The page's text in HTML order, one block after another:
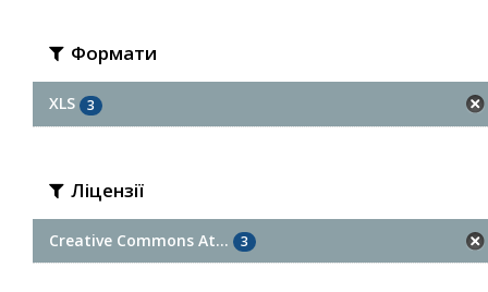
Формати
XLS 3
Ліцензії
Creative Commons At... 3